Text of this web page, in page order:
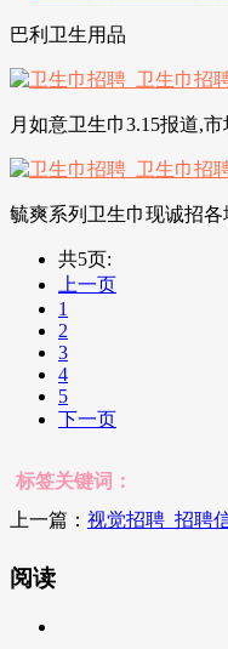
巴利卫生用品
月如意卫生巾3.15报道,
毓爽系列卫生巾现诚招
共5页:
上一页
1
2
3
4
5
下一页
标签关键词：
上一篇： 视觉招聘_招聘
阅读